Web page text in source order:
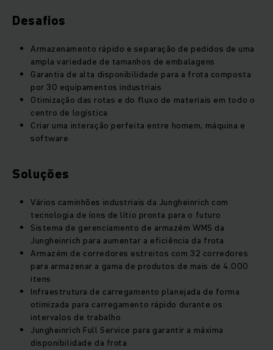
Desafios
Armazenamento rápido e separação de pedidos de uma
ampla variedade de tamanhos de embalagens
Garantia de alta disponibilidade para a frota composta
por 30 equipamentos industriais
Otimização das rotas e do fluxo de materiais em todo o
centro de logística
Criar uma interação perfeita entre homem, máquina e
software
Soluções
Vários caminhões industriais da Jungheinrich com
tecnologia de íons de lítio pronta para o futuro
Sistema de gerenciamento de armazém WMS da
Jungheinrich para aumentar a eficiência da frota
Armazém de corredores estreitos com 32 corredores
para armazenar a gama de produtos de mais de 4.000
itens
Infraestrutura de carregamento planejada de forma
otimizada para carregamento rápido durante os
intervalos de trabalho
Jungheinrich Full Service para garantir a máxima
disponibilidade da frota